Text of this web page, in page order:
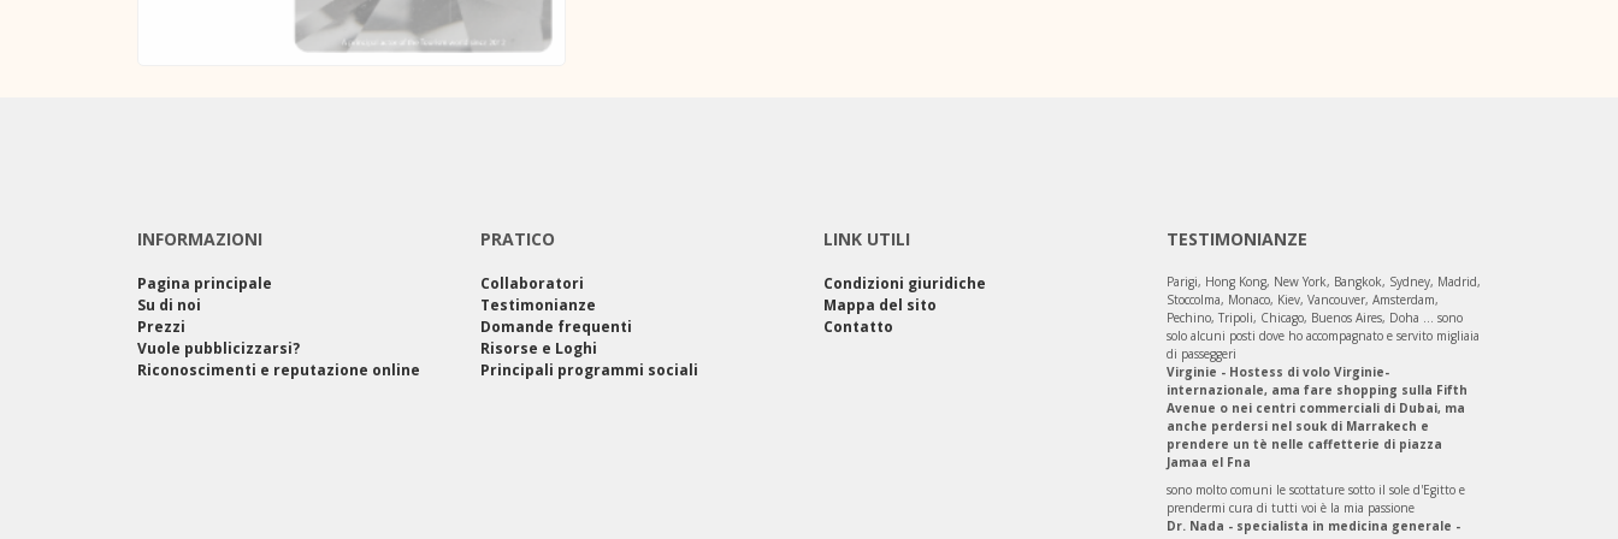
INFORMAZIONI
Pagina principale
Su di noi
Prezzi
Vuole pubblicizzarsi?
Riconoscimenti e reputazione online
PRATICO
Collaboratori
Testimonianze
Domande frequenti
Risorse e Loghi
Principali programmi sociali
LINK UTILI
Condizioni giuridiche
Mappa del sito
Contatto
TESTIMONIANZE
Parigi, Hong Kong, New York, Bangkok, Sydney, Madrid,
Stoccolma, Monaco, Kiev, Vancouver, Amsterdam,
Pechino, Tripoli, Chicago, Buenos Aires, Doha ... sono
solo alcuni posti dove ho accompagnato e servito migliaia
di passeggeri
Virginie - Hostess di volo Virginie-
internazionale, ama fare shopping sulla Fifth
Avenue o nei centri commerciali di Dubai, ma
anche perdersi nel souk di Marrakech e
prendere un tè nelle caffetterie di piazza
Jamaa el Fna
sono molto comuni le scottature sotto il sole d'Egitto e
prendermi cura di tutti voi è la mia passione
Dr. Nada - specialista in medicina generale -